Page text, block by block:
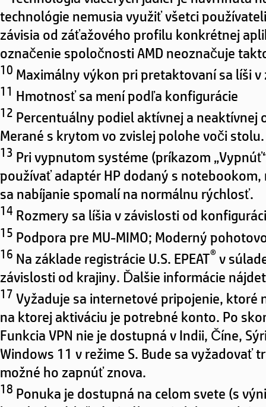
technológie nemusia využiť všetci
závisia od záťažového profilu konkrétnej
označenie spoločnosti AMD neoznačuje
10 Maximálny výkon pri pretaktovaní sa líši
11 Hmotnosť sa mení podľa konfigurácie
12 Percentuálny podiel aktívnej a
Merané s krytom vo zvislej polohe voči stolu.
13 Pri vypnutom systéme (príkazom
používať adaptér HP dodaný s
sa nabíjanie spomalí na normálnu rýchlosť.
14 Rozmery sa líšia v závislosti od
15 Podpora pre MU-MIMO; Moderný
16 Na základe registrácie U.S. EPEAT® v
závislosti od krajiny. Ďalšie informácie
17 Vyžaduje sa internetové pripojenie, ktoré
na ktorej aktiváciu je potrebné konto. Po
Funkcia VPN nie je dostupná v Indii, Číne,
Windows 11 v režime S. Bude sa vyžadovať
možné ho zapnúť znova.
18 Ponuka je dostupná na celom svete (s